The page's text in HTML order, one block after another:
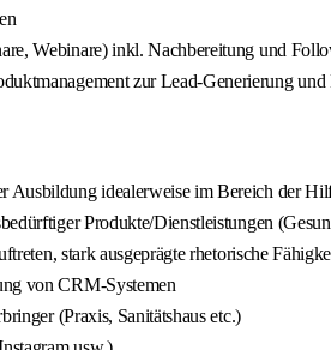
Webinare) inkl. Nachbereitung und
zur Lead-Generierung
Ausbildung idealerweise im Bereich der
Produkte/Dienstleistungen
stark ausgeprägte rhetorische
von CRM-Systemen
(Praxis, Sanitätshaus etc.)